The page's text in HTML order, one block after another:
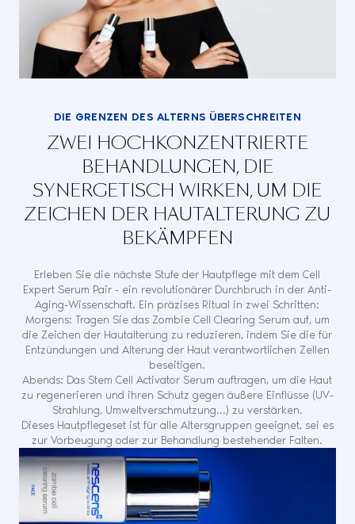
DIE GRENZEN DES ALTERNS ÜBERSCHREITEN
ZWEI HOCHKONZENTRIERTE
BEHANDLUNGEN, DIE
SYNERGETISCH WIRKEN, UM DIE
ZEICHEN DER HAUTALTERUNG ZU
BEKÄMPFEN
Erleben Sie die nächste Stufe der Hautpflege mit dem Cell
Expert Serum Pair - ein revolutionärer Durchbruch in der Anti-
Aging-Wissenschaft. Ein präzises Ritual in zwei Schritten:
Morgens: Tragen Sie das Zombie Cell Clearing Serum auf, um
die Zeichen der Hautalterung zu reduzieren, indem Sie die für
Entzündungen und Alterung der Haut verantwortlichen Zellen
beseitigen.
Abends: Das Stem Cell Activator Serum auftragen, um die Haut
zu regenerieren und ihren Schutz gegen äußere Einflüsse (UV-
Strahlung, Umweltverschmutzung...) zu verstärken.
Dieses Hautpflegeset ist für alle Altersgruppen geeignet, sei es
zur Vorbeugung oder zur Behandlung bestehender Falten.